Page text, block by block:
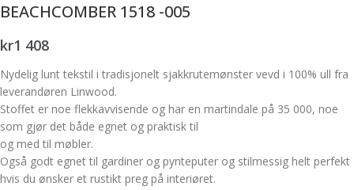
BEACHCOMBER 1518 -005
kr1 408
Nydelig lunt tekstil i tradisjonelt sjakkrutemønster vevd i 100% ull fra
leverandøren Linwood.
Stoffet er noe flekkavvisende og har en martindale på 35 000, noe
som gjør det både egnet og praktisk til
og med til møbler.
Også godt egnet til gardiner og pynteputer og stilmessig helt perfekt
hvis du ønsker et rustikt preg på interiøret.